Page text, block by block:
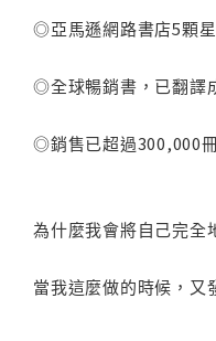
◎亞馬遜網路書店5顆
◎全球暢銷書，已翻譯
◎銷售已超過300,000
為什麼我會將自己完全
當我這麼做的時候，又